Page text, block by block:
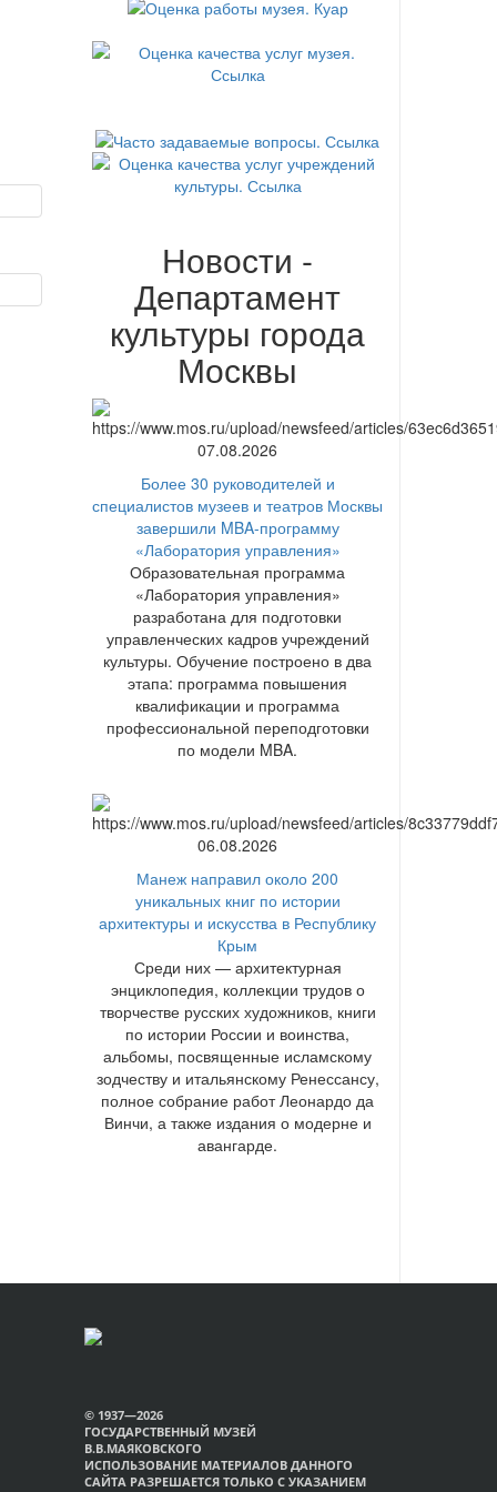
Новости -
Департамент
культуры города
Москвы
07.08.2026
Более 30 руководителей и
специалистов музеев и театров Москвы
завершили MBA-программу
«Лаборатория управления»
Образовательная программа
«Лаборатория управления»
разработана для подготовки
управленческих кадров учреждений
культуры. Обучение построено в два
этапа: программа повышения
квалификации и программа
профессиональной переподготовки
по модели MBA.
06.08.2026
Манеж направил около 200
уникальных книг по истории
архитектуры и искусства в Республику
Крым
Среди них — архитектурная
энциклопедия, коллекции трудов о
творчестве русских художников, книги
по истории России и воинства,
альбомы, посвященные исламскому
зодчеству и итальянскому Ренессансу,
полное собрание работ Леонардо да
Винчи, а также издания о модерне и
авангарде.
© 1937—2026
ГОСУДАРСТВЕННЫЙ МУЗЕЙ
В.В.МАЯКОВСКОГО
ИСПОЛЬЗОВАНИЕ МАТЕРИАЛОВ ДАННОГО
САЙТА РАЗРЕШАЕТСЯ ТОЛЬКО С УКАЗАНИЕМ